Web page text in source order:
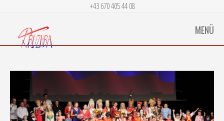
MENÜ
+43 670 405 44 08